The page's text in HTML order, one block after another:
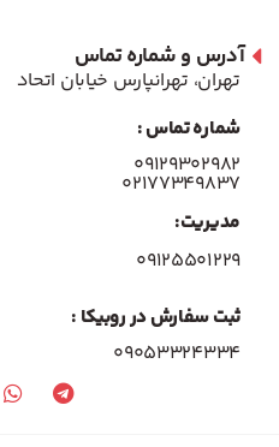
آدرس و شماره تماس
تهران، تهرانپارس خیابان اتحاد
شماره تماس :
۰۹۱۲۹۳۰۲۹۸۲
۰۲۱۷۷۳۴۹۸۳۷
مدیریت:
۰۹۱۲۵۵۰۱۲۲۹
ثبت سفارش در روبیکا :
09053324334